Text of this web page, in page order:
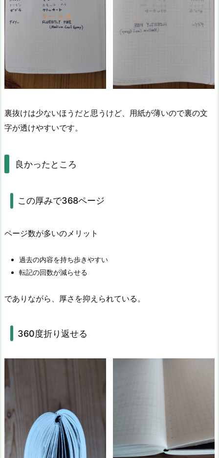
裏抜けは少ないほうだと思うけど、用紙が薄いので裏の文
字が透けやすいです。
良かったところ
この厚みで368ページ
ページ数が多いのメリット
過去の内容を持ち歩きやすい
転記の回数が減らせる
でありながら、厚さを抑えられている。
360度折り返せる